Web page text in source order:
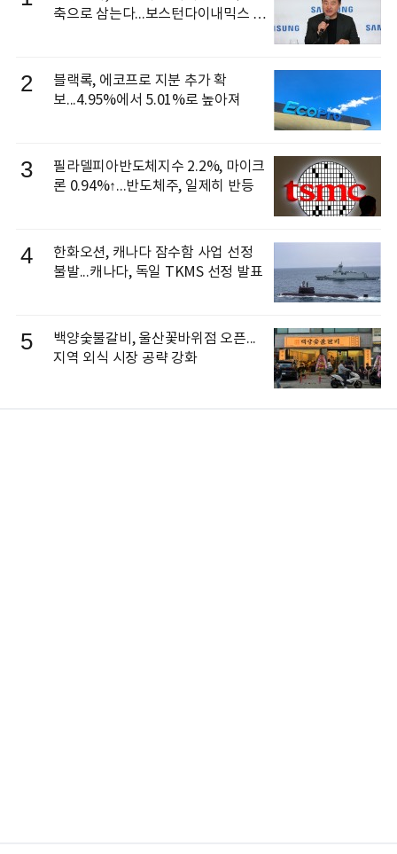
축으로 삼는다...보스턴다이내믹스 출
2
블랙록, 에코프로 지분 추가 확
보...4.95%에서 5.01%로 높아져
3
필라델피아반도체지수 2.2%, 마이크
론 0.94%↑...반도체주, 일제히 반등
4
한화오션, 캐나다 잠수함 사업 선정
불발...캐나다, 독일 TKMS 선정 발표
5
백양숯불갈비, 울산꽃바위점 오픈...
지역 외식 시장 공략 강화